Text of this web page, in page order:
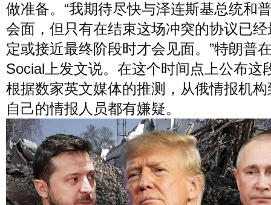
做准备。“我期待尽快与泽连斯基总统和
会面，但只有在结束这场冲突的协议已
定或接近最终阶段时才会见面。”特朗普
Social上发文说。在这个时间点上公布这
根据数家英文媒体的推测，从俄情报机
自己的情报人员都有嫌疑。